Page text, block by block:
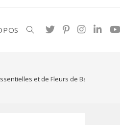
Toggle
et de Fleurs de Bach